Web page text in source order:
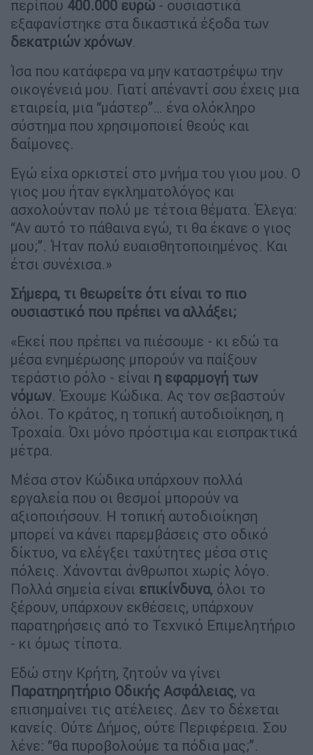
περίπου 400.000 ευρώ - ουσιαστικά
εξαφανίστηκε στα δικαστικά έξοδα των
δεκατριών χρόνων.
Ίσα που κατάφερα να μην καταστρέψω την
οικογένειά μου. Γιατί απέναντί σου έχεις μια
εταιρεία, μια “μάστερ”… ένα ολόκληρο
σύστημα που χρησιμοποιεί θεούς και
δαίμονες.
Εγώ είχα ορκιστεί στο μνήμα του γιου μου. Ο
γιος μου ήταν εγκληματολόγος και
ασχολούνταν πολύ με τέτοια θέματα. Έλεγα:
“Αν αυτό το πάθαινα εγώ, τι θα έκανε ο γιος
μου;”. Ήταν πολύ ευαισθητοποιημένος. Και
έτσι συνέχισα.»
Σήμερα, τι θεωρείτε ότι είναι το πιο
ουσιαστικό που πρέπει να αλλάξει;
«Εκεί που πρέπει να πιέσουμε - κι εδώ τα
μέσα ενημέρωσης μπορούν να παίξουν
τεράστιο ρόλο - είναι η εφαρμογή των
νόμων. Έχουμε Κώδικα. Ας τον σεβαστούν
όλοι. Το κράτος, η τοπική αυτοδιοίκηση, η
Τροχαία. Όχι μόνο πρόστιμα και εισπρακτικά
μέτρα.
Μέσα στον Κώδικα υπάρχουν πολλά
εργαλεία που οι θεσμοί μπορούν να
αξιοποιήσουν. Η τοπική αυτοδιοίκηση
μπορεί να κάνει παρεμβάσεις στο οδικό
δίκτυο, να ελέγξει ταχύτητες μέσα στις
πόλεις. Χάνονται άνθρωποι χωρίς λόγο.
Πολλά σημεία είναι επικίνδυνα, όλοι το
ξέρουν, υπάρχουν εκθέσεις, υπάρχουν
παρατηρήσεις από το Τεχνικό Επιμελητήριο
- κι όμως τίποτα.
Εδώ στην Κρήτη, ζητούν να γίνει
Παρατηρητήριο Οδικής Ασφάλειας, να
επισημαίνει τις ατέλειες. Δεν το δέχεται
κανείς. Ούτε Δήμος, ούτε Περιφέρεια. Σου
λένε: “θα πυροβολούμε τα πόδια μας;”.